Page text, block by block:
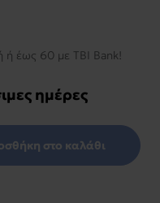
ή έως 60 με TBI Bank!
ημέρες
στο καλάθι